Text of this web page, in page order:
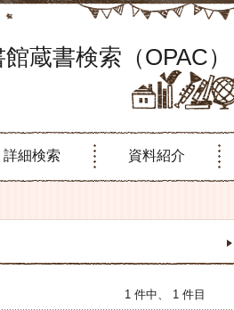
蔵書検索（OPAC）
詳細検索 資料紹介
1 件中、 1 件目